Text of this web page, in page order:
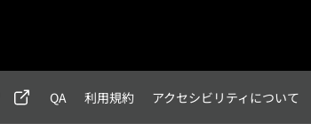
QA 利用規約 アクセシビリティについて